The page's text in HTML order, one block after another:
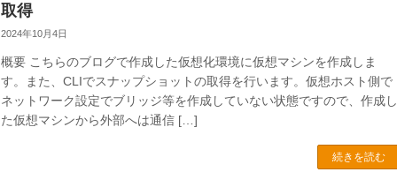
取得
2024年10月4日
概要 こちらのブログで作成した仮想化環境に仮想マシンを作成しま
す。また、CLIでスナップショットの取得を行います。仮想ホスト側で
ネットワーク設定でブリッジ等を作成していない状態ですので、作成し
た仮想マシンから外部へは通信 […]
続きを読む